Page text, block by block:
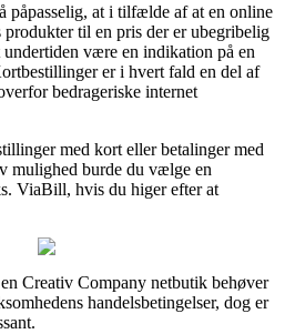
påpasselig, at i tilfælde af at en online
produkter til en pris der er ubegribelig
være en indikation på en
er i hvert fald en del af
bedrageriske internet
med kort eller betalinger med
mulighed burde du vælge en
ViaBill, hvis du higer efter at
Creativ Company netbutik behøver
handelsbetingelser, dog er